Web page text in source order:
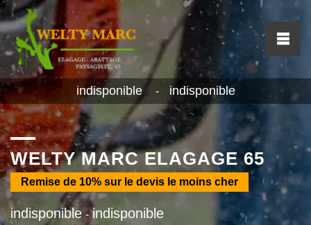
indisponible - indisponible
WELTY MARC ELAGAGE 65
Remise de 10% sur le devis le moins cher
indisponible - indisponible